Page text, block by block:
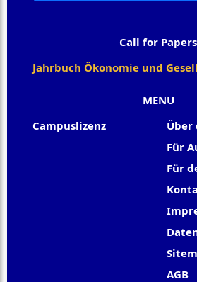
MENU
Campuslizenz
Über
Für
Für
AGB
Call for Papers
Jahrbuch Ökonomie und